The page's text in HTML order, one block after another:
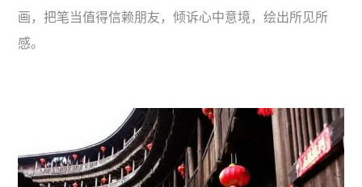
画，把笔当值得信赖朋友，倾诉心中意境，绘出所见所
感。